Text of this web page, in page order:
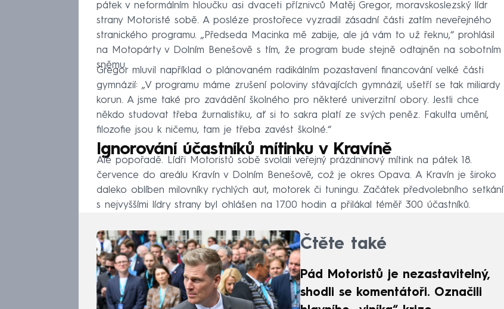
pátek v neformálním hloučku asi dvaceti příznivců Matěj Gregor, moravskoslezský lídr
strany Motoristé sobě. A posléze prostořece vyzradil zásadní části zatím neveřejného
stranického programu. „Předseda Macinka mě zabije, ale já vám to už řeknu,“ prohlásil
na Motopárty v Dolním Benešově s tím, že program bude stejně odtajněn na sobotním
sněmu.
Gregor mluvil například o plánovaném radikálním pozastavení financování velké části
gymnázií: „V programu máme zrušení poloviny stávajících gymnázií, ušetří se tak miliardy
korun. A jsme také pro zavádění školného pro některé univerzitní obory. Jestli chce
někdo studovat třeba žurnalistiku, ať si to sakra platí ze svých peněz. Fakulta umění,
filozofie jsou k ničemu, tam je třeba zavést školné.“
Ignorování účastníků mítinku v Kravíně
Ale popořadě. Lídři Motoristů sobě svolali veřejný prázdninový mítink na pátek 18.
července do areálu Kravín v Dolním Benešově, což je okres Opava. A Kravín je široko
daleko oblíben milovníky rychlých aut, motorek či tuningu. Začátek předvolebního setkání
s nejvyššími lídry strany byl ohlášen na 17.00 hodin a přilákal téměř 300 účastníků.
Čtěte také
Pád Motoristů je nezastavitelný,
shodli se komentátoři. Označili